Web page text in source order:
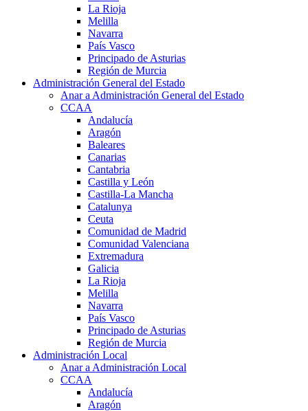
La Rioja
Melilla
Navarra
País Vasco
Principado de Asturias
Región de Murcia
Administración General del Estado
Anar a Administración General del Estado
CCAA
Andalucía
Aragón
Baleares
Canarias
Cantabria
Castilla y León
Castilla-La Mancha
Catalunya
Ceuta
Comunidad de Madrid
Comunidad Valenciana
Extremadura
Galicia
La Rioja
Melilla
Navarra
País Vasco
Principado de Asturias
Región de Murcia
Administración Local
Anar a Administración Local
CCAA
Andalucía
Aragón